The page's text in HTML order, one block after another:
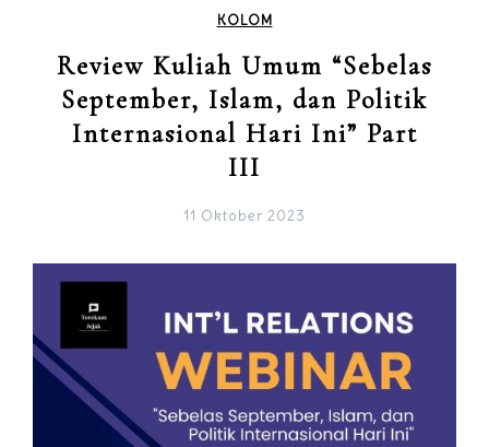
KOLOM
Review Kuliah Umum “Sebelas
September, Islam, dan Politik
Internasional Hari Ini” Part
III
11 Oktober 2023